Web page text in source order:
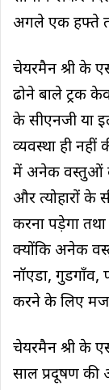
अगले एक हफ्ते
चेयरमैन श्री के
ढोने बाले ट्रक
के सीएनजी या
व्यवस्था ही नहीं
में अनेक वस्तुओं
और त्योहारों के
करना पड़ेगा तथा
क्योंकि अनेक
नॉएडा, गुडगाँव,
करने के लिए
चेयरमैन श्री के
साल प्रदूषण